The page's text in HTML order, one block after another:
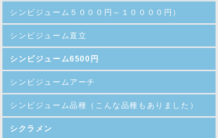
シンビジューム５０００円～１００００円）
シンビジューム直立
シンビジューム6500円
シンビジュームアーチ
シンビジューム品種 （こんな品種もありました）
シクラメン